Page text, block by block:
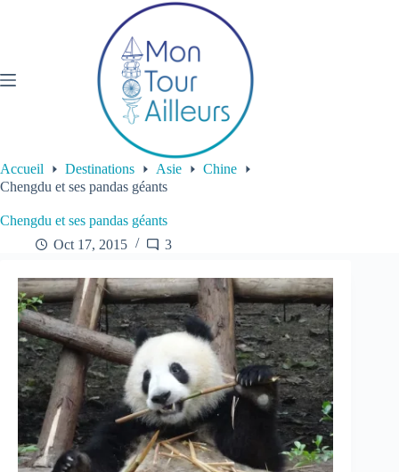
Accueil Destinations Asie
Chine
Chengdu et ses pandas géants
Chengdu et ses pandas géants
Oct 17, 2015
3